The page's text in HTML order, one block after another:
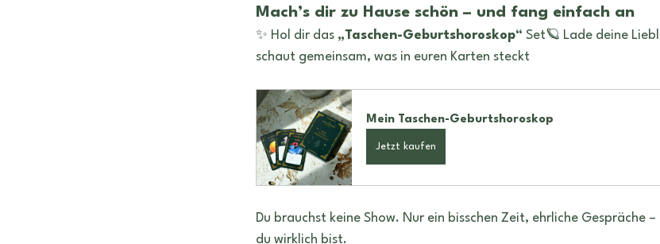
Mach’s dir zu Hause schön – und fang einfach an
✨ Hol dir das „Taschen-Geburtshoroskop“ Set🪐 Lade deine
schaut gemeinsam, was in euren Karten steckt
Mein Taschen-Geburtshoroskop
Jetzt kaufen
Du brauchst keine Show. Nur ein bisschen Zeit, ehrliche Gespräche
du wirklich bist.